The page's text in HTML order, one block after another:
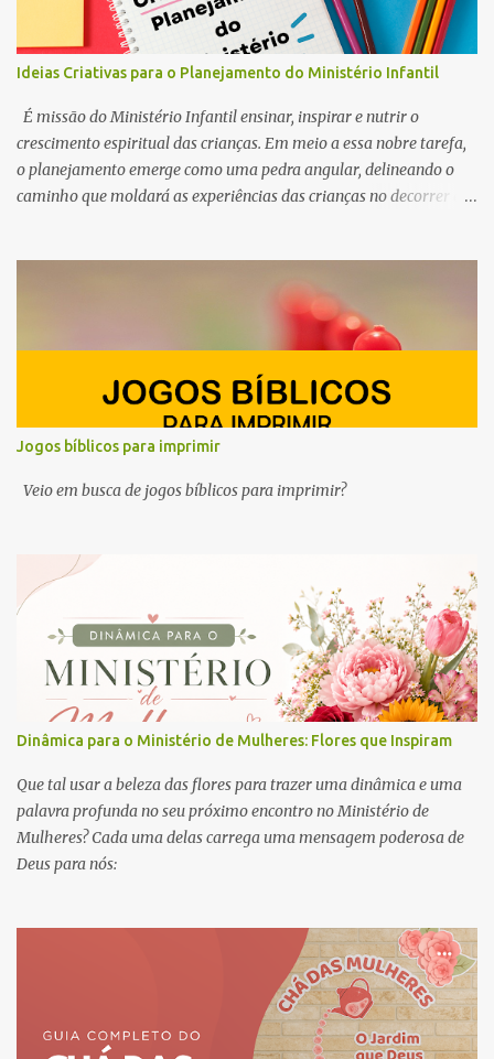
Ideias Criativas para o Planejamento do Ministério Infantil
É missão do Ministério Infantil ensinar, inspirar e nutrir o
crescimento espiritual das crianças. Em meio a essa nobre tarefa,
o planejamento emerge como uma pedra angular, delineando o
caminho que moldará as experiências das crianças no decorrer do
despertar a curiosidade, semear valores e cultivar a fé no coração
Jogos bíblicos para imprimir
Veio em busca de jogos bíblicos para imprimir?
Dinâmica para o Ministério de Mulheres: Flores que Inspiram
Que tal usar a beleza das flores para trazer uma dinâmica e uma
palavra profunda no seu próximo encontro no Ministério de
Mulheres? Cada uma delas carrega uma mensagem poderosa de
Deus para nós: